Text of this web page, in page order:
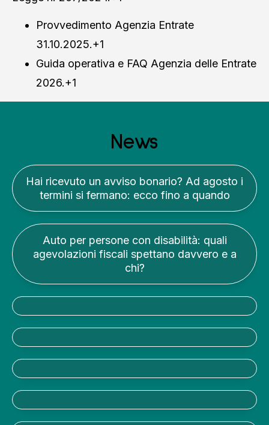
Provvedimento Agenzia Entrate
31.10.2025.+1
Guida operativa e FAQ Agenzia delle Entrate
2026.+1
News
Hai ricevuto un avviso bonario? Ad agosto i
termini si fermano: ecco fino a quando
Auto per persone con disabilità: quali
agevolazioni fiscali spettano davvero e a
chi?